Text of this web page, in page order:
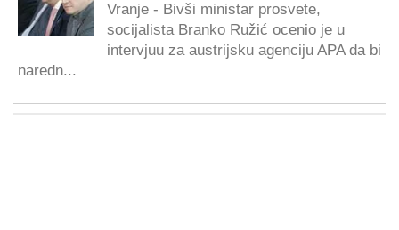
Vranje - Bivši ministar prosvete,
socijalista Branko Ružić ocenio je u
intervjuu za austrijsku agenciju APA da bi
naredn...